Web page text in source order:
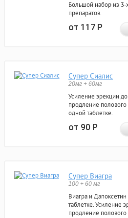
Большой набор из 3-
препаратов.
от 117Р
Супер Сиалис
20мг + 60мг
Усиление эрекции
продление полового
одной таблетке.
от 90Р
Супер Виагра
100 + 60 мг
Виагра и
таблетке. Усиление
продление полового